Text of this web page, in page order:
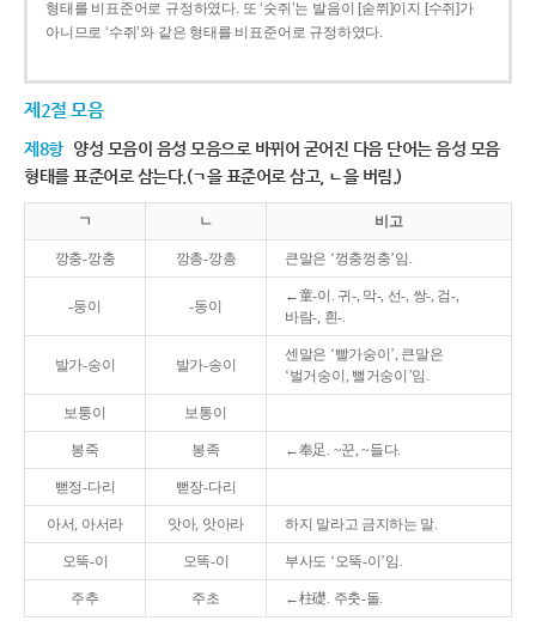
형태를 비표준어로 규정하였다. 또 ‘숫쥐’는 발음이 [숟쮜]이지 [수쥐]가
아니므로 ‘수쥐’와 같은 형태를 비표준어로 규정하였다.
제2절 모음
제8항 양성 모음이 음성 모음으로 바뀌어 굳어진 다음 단어는 음성 모음
형태를 표준어로 삼는다.(ㄱ을 표준어로 삼고, ㄴ을 버림.)
ㄱ ㄴ 비고
깡충-깡충 깡총-깡총 큰말은 ‘껑충껑충’임.
-둥이 -동이
←童-이. 귀-, 막-, 선-, 쌍-, 검-,
바람-, 흰-.
발가-숭이 발가-송이
센말은 ‘빨가숭이’, 큰말은
‘벌거숭이, 뻘거숭이’임.
보퉁이 보통이
봉죽 봉족 ←奉足. ~꾼, ~들다.
뻗정-다리 뻗장-다리
아서, 아서라 앗아, 앗아라 하지 말라고 금지하는 말.
오뚝-이 오똑-이 부사도 ‘오뚝-이’임.
주추 주초 ←柱礎. 주춧-돌.